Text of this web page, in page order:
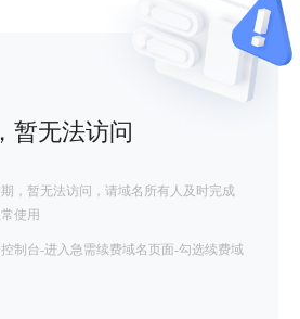
暂无法访问
，暂无法访问，请域名所有人及时完成
使用
制台-进入急需续费域名页面-勾选续费域